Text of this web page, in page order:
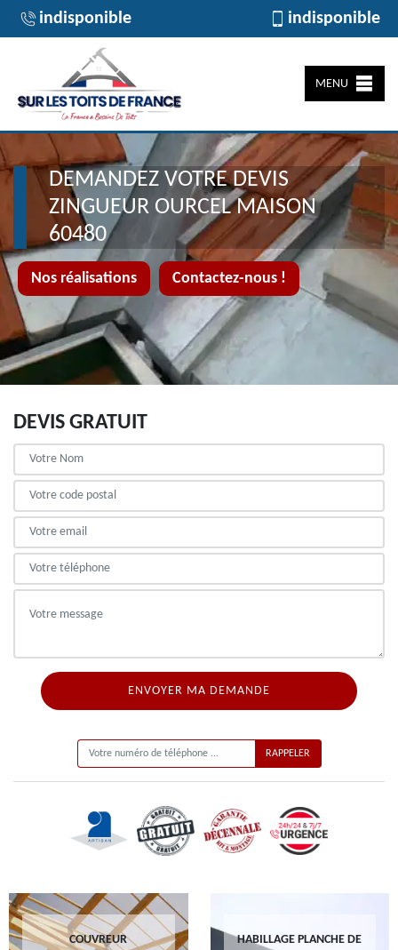
indisponible indisponible
MENU
Nos réalisations Contactez-nous !
DEMANDEZ VOTRE DEVIS
ZINGUEUR OURCEL MAISON
60480
DEVIS GRATUIT
COUVREUR
HABILLAGE PLANCHE DE